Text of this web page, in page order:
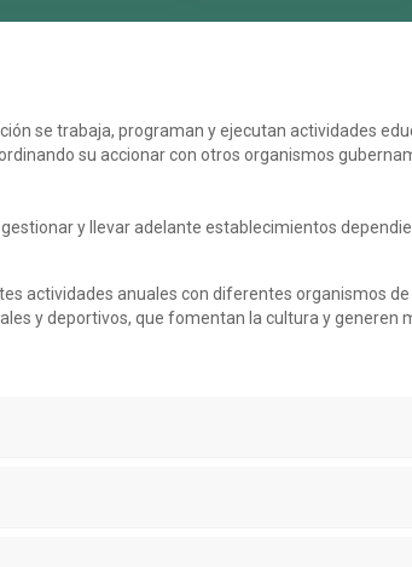
se trabaja, programan y ejecutan actividades
su accionar con otros organismos
y llevar adelante establecimientos
actividades anuales con diferentes organismos de
y deportivos, que fomentan la cultura y generen
implementada por este Municipio tiende a favorecer
festivales organizados por los talleres de Casa
y trabaja en conjunto con las instituciones de